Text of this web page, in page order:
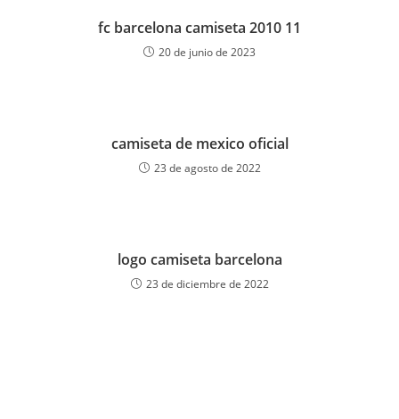
fc barcelona camiseta 2010 11
20 de junio de 2023
camiseta de mexico oficial
23 de agosto de 2022
logo camiseta barcelona
23 de diciembre de 2022